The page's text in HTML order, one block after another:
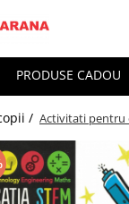
PRODUSE CADOU
/ Activitati pentru